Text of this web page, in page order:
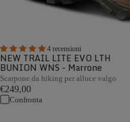
4 recensioni
NEW TRAIL LITE EVO LTH
BUNION WNS - Marrone
Scarpone da hiking per alluce valgo
€249,00
Confronta